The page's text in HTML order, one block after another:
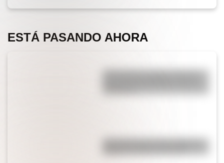
ESTÁ PASANDO AHORA
¿Por qué los cordones tienen
¿Es cierto que el chocolate es